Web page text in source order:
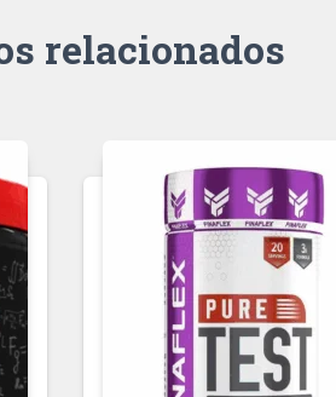
relacionados